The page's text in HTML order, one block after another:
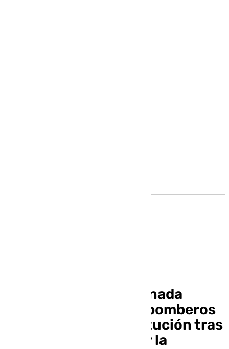
La Diputación de Granada
reconoce la labor de bomberos
y personal de la institución tras
la DANA en Valencia y la